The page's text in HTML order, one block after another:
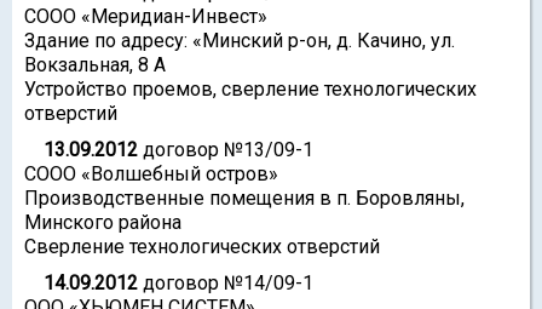
СООО «Меридиан-Инвест»
Здание по адресу: «Минский р-он, д. Качино, ул.
Вокзальная, 8 А
Устройство проемов, сверление технологических
отверстий
13.09.2012 договор №13/09-1
СООО «Волшебный остров»
Производственные помещения в п. Боровляны,
Минского района
Сверление технологических отверстий
14.09.2012 договор №14/09-1